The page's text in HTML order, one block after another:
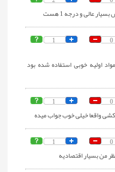
عالی و درجه 1 هست
1 0
اولیه خوبی استفاده شده بود
1 0
واقعا خیلی خوب جواب میده
1 0
من بسیار اقتصادیه